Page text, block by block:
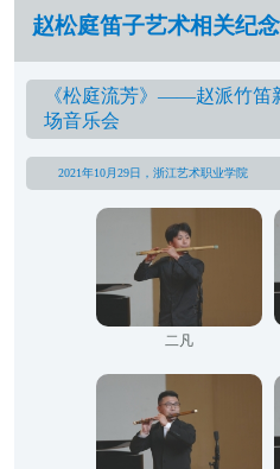
赵松庭笛子艺术相关纪
《松庭流芳》——赵派竹笛
场音乐会
2021年10月29日，浙江艺术职业学院
二凡